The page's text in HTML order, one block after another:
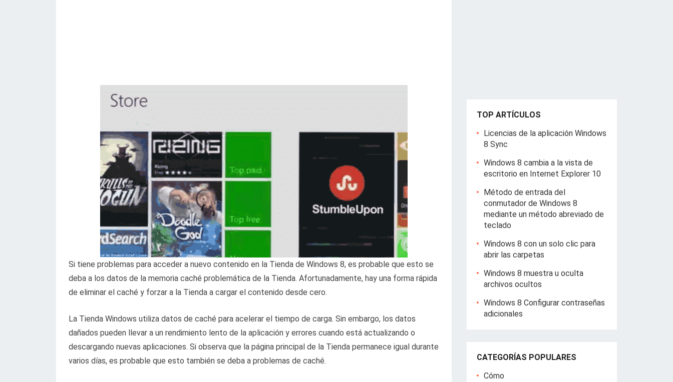
Si tiene problemas para acceder a nuevo contenido en la Tienda de Windows 8, es probable que esto se
deba a los datos de la memoria caché problemática de la Tienda. Afortunadamente, hay una forma rápida
de eliminar el caché y forzar a la Tienda a cargar el contenido desde cero.
La Tienda Windows utiliza datos de caché para acelerar el tiempo de carga. Sin embargo, los datos
dañados pueden llevar a un rendimiento lento de la aplicación y errores cuando está actualizando o
descargando nuevas aplicaciones. Si observa que la página principal de la Tienda permanece igual durante
varios días, es probable que esto también se deba a problemas de caché.
TOP ARTÍCULOS
Licencias de la aplicación Windows
8 Sync
Windows 8 cambia a la vista de
escritorio en Internet Explorer 10
Método de entrada del
conmutador de Windows 8
mediante un método abreviado de
teclado
Windows 8 con un solo clic para
abrir las carpetas
Windows 8 muestra u oculta
archivos ocultos
Windows 8 Configurar contraseñas
adicionales
CATEGORÍAS POPULARES
Cómo